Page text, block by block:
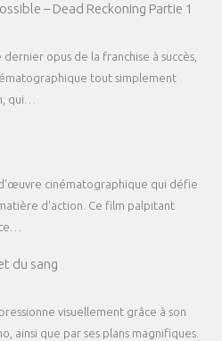
– Dead Reckoning Partie 1
dernier opus de la franchise à succès,
tout simplement
qui…
cinématographique qui défie
d'action. Ce film palpitant
du sang
visuellement grâce à son
ainsi que par ses plans magnifiques.